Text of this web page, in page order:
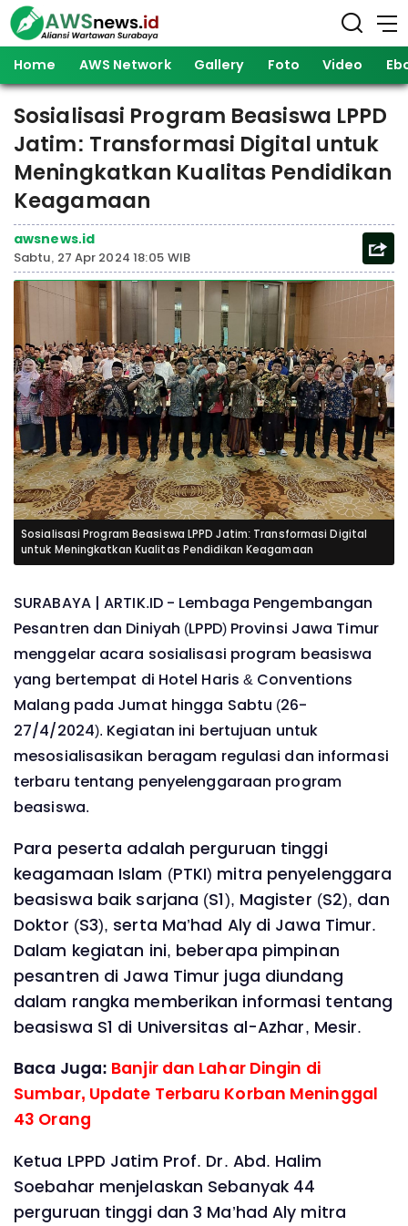
Home AWS Network Gallery Foto Video
Sosialisasi Program Beasiswa LPPD
Jatim: Transformasi Digital untuk
Meningkatkan Kualitas Pendidikan
Keagamaan
awsnews.id
Sabtu, 27 Apr 2024 18:05 WIB
Sosialisasi Program Beasiswa LPPD Jatim: Transformasi Digital
untuk Meningkatkan Kualitas Pendidikan Keagamaan
SURABAYA | ARTIK.ID - Lembaga Pengembangan
Pesantren dan Diniyah (LPPD) Provinsi Jawa Timur
menggelar acara sosialisasi program beasiswa
yang bertempat di Hotel Haris & Conventions
Malang pada Jumat hingga Sabtu (26-
27/4/2024). Kegiatan ini bertujuan untuk
mesosialisasikan beragam regulasi dan informasi
terbaru tentang penyelenggaraan program
beasiswa.
Para peserta adalah perguruan tinggi
keagamaan Islam (PTKI) mitra penyelenggara
beasiswa baik sarjana (S1), Magister (S2), dan
Doktor (S3), serta Ma’had Aly di Jawa Timur.
Dalam kegiatan ini, beberapa pimpinan
pesantren di Jawa Timur juga diundang
dalam rangka memberikan informasi tentang
beasiswa S1 di Universitas al-Azhar, Mesir.
Baca Juga: Banjir dan Lahar Dingin di
Sumbar, Update Terbaru Korban Meninggal
43 Orang
Ketua LPPD Jatim Prof. Dr. Abd. Halim
Soebahar menjelaskan Sebanyak 44
perguruan tinggi dan 3 Ma’had Aly mitra